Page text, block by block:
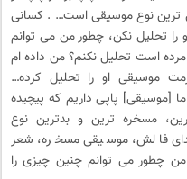
ترین نوع موسیقی است… . کسانی
را تحلیل نکن، چطور من می توانم
است تحلیل نکنم؟ من داده ام
موسیقی او را تحلیل کرده…
پاپی داریم که پیچیده
مسخره ترین و بدترین نوع
فالش، موسیقی مسخره، شعر
من چطور می توانم چنین چیزی را